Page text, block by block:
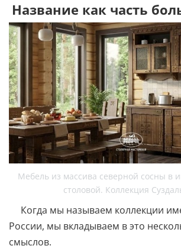
Название как часть
Мебель из массива северной сосны в
столовой. Коллекция
Когда мы называем коллекции
России, мы вкладываем в это
смыслов.